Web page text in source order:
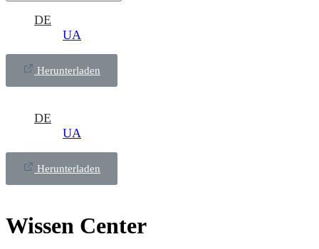
DE
UA
Herunterladen
DE
UA
Herunterladen
Wissen Сenter